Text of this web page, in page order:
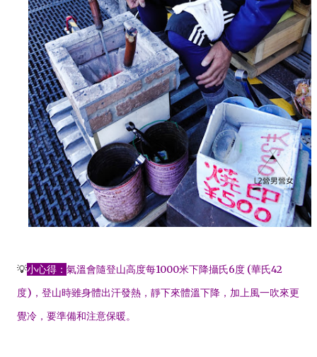
💡小心得： 氣溫會隨登山高度每1000米下降攝氏6度 (華氏42
度)，登山時雖身體出汗發熱，靜下來體溫下降，加上風一吹來更
覺冷，要準備和注意保暖。